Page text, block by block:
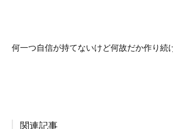
何一つ自信が持てないけど何故だか作り続
関連記事